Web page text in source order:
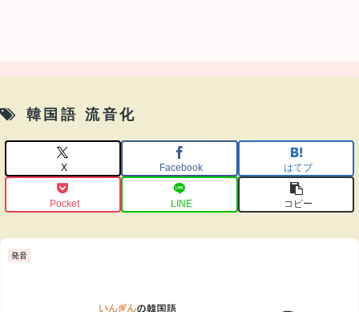
韓国語 流音化
X Facebook はてブ
Pocket LINE コピー
発音